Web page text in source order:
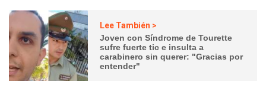
Lee También >
Joven con Síndrome de Tourette
sufre fuerte tic e insulta a
carabinero sin querer: "Gracias por
entender"